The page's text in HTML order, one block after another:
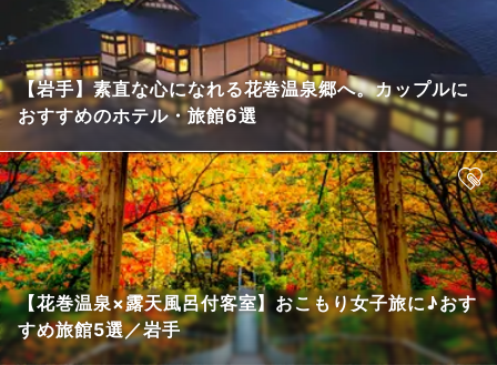
【岩手】素直な心になれる花巻温泉郷へ。カップルに
おすすめのホテル・旅館6選
【花巻温泉×露天風呂付客室】おこもり女子旅に♪おす
すめ旅館5選／岩手